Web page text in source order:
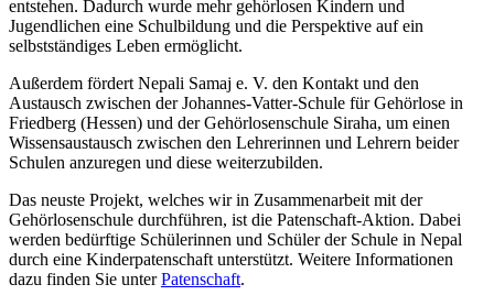
entstehen. Dadurch wurde mehr gehörlosen Kindern und
Jugendlichen eine Schulbildung und die Perspektive auf ein
selbstständiges Leben ermöglicht.
Außerdem fördert Nepali Samaj e. V. den Kontakt und den
Austausch zwischen der Johannes-Vatter-Schule für Gehörlose in
Friedberg (Hessen) und der Gehörlosenschule Siraha, um einen
Wissensaustausch zwischen den Lehrerinnen und Lehrern beider
Schulen anzuregen und diese weiterzubilden.
Das neuste Projekt, welches wir in Zusammenarbeit mit der
Gehörlosenschule durchführen, ist die Patenschaft-Aktion. Dabei
werden bedürftige Schülerinnen und Schüler der Schule in Nepal
durch eine Kinderpatenschaft unterstützt. Weitere Informationen
dazu finden Sie unterPatenschaft.